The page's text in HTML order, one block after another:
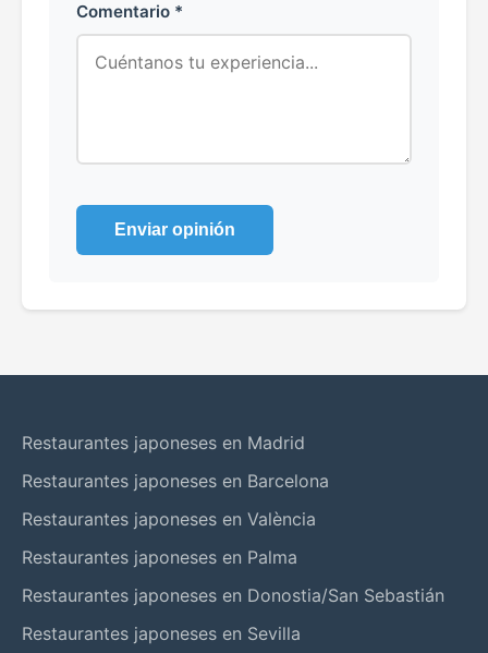
Comentario *
Enviar opinión
Restaurantes japoneses en Madrid
Restaurantes japoneses en Barcelona
Restaurantes japoneses en València
Restaurantes japoneses en Palma
Restaurantes japoneses en Donostia/San Sebastián
Restaurantes japoneses en Sevilla